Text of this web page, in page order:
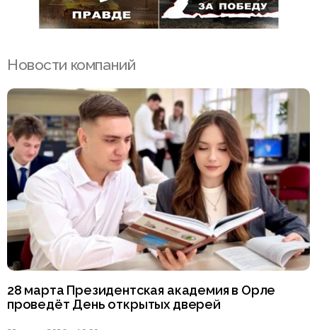
Новости компаний
28 марта Президентская академия в Орле
проведёт День открытых дверей